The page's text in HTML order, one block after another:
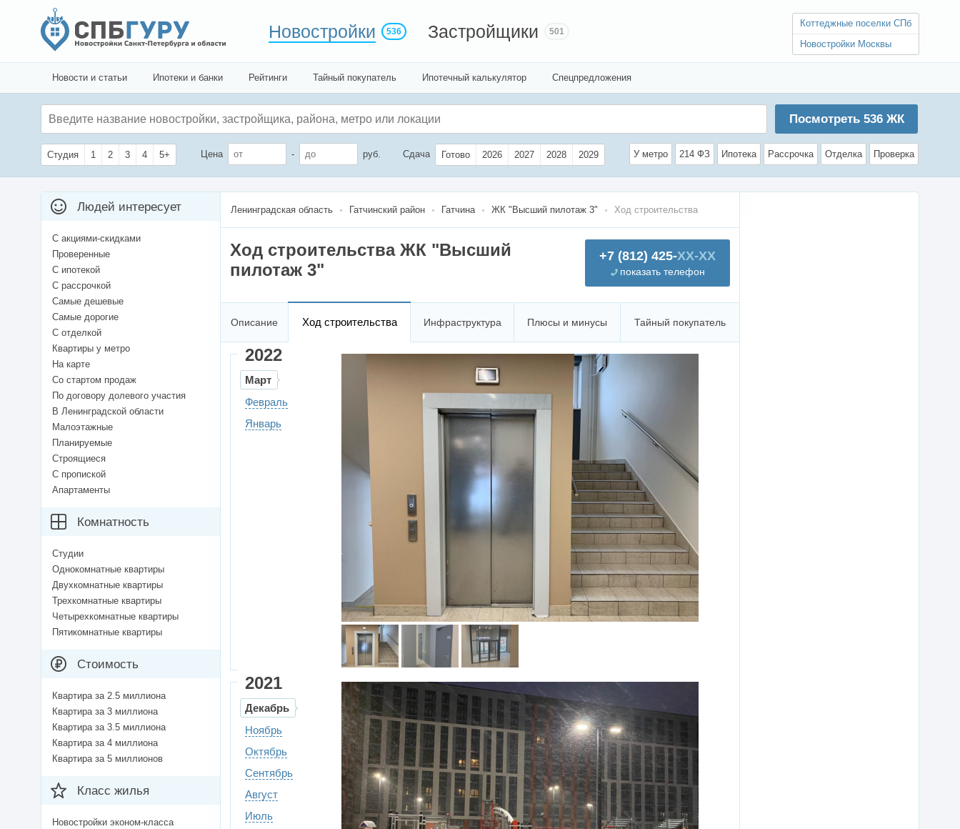
Новостройки 536 Застройщики 501
Коттеджные поселки СПб
Новостройки Москвы
Новости и статьи Ипотеки и банки Рейтинги Тайный покупатель Ипотечный калькулятор Спецпредложения
Посмотреть 536ЖК
Студия 1 2 3 4 5+ Цена - руб. Сдача Готово 2026 2027 2028 2029 У метро 214 ФЗ Ипотека Рассрочка Отделка Проверка
Ленинградская область Гатчинский район Гатчина ЖК "Высший пилотаж 3" Ход строительства
+7 (812) 425-XX-XX
показать телефон
Ход строительства ЖК "Высший
пилотаж 3"
Описание Ход строительства Инфраструктура Плюсы и минусы Тайный покупатель
2022
Март
Февраль
Январь
2021
Декабрь
Ноябрь
Октябрь
Сентябрь
Август
Июль
Людей интересует
С акциями-скидками
Проверенные
С ипотекой
С рассрочкой
Самые дешевые
Самые дорогие
С отделкой
Квартиры у метро
На карте
Со стартом продаж
По договору долевого участия
В Ленинградской области
Малоэтажные
Планируемые
Строящиеся
С пропиской
Апартаменты
Комнатность
Студии
Однокомнатные квартиры
Двухкомнатные квартиры
Трехкомнатные квартиры
Четырехкомнатные квартиры
Пятикомнатные квартиры
Стоимость
Квартира за 2.5 миллиона
Квартира за 3 миллиона
Квартира за 3.5 миллиона
Квартира за 4 миллиона
Квартира за 5 миллионов
Класс жилья
Новостройки эконом-класса